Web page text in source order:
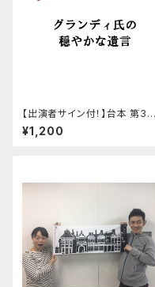
【出演者サイン付！】台本 第36
回公演『グランディ氏の穏やか
遺言』
¥1,200